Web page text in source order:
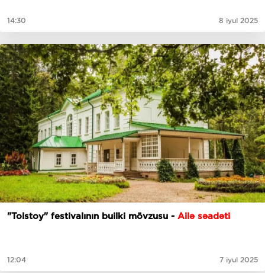
14:30 8 iyul 2025
"Tolstoy" festivalının builki mövzusu - Ailə səadəti
12:04 7 iyul 2025